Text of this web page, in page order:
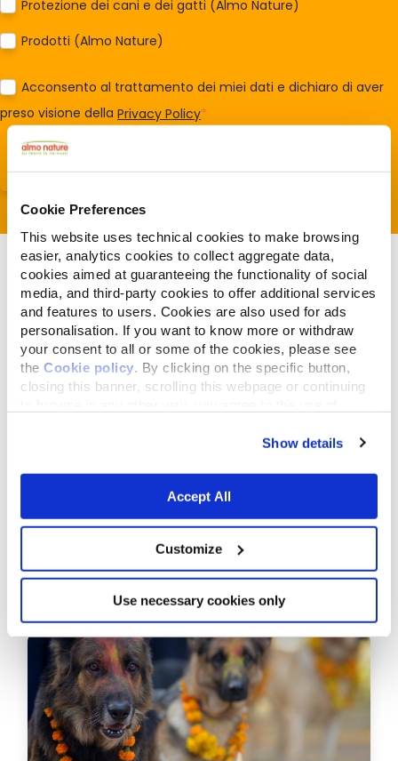
Cookie Preferences
This website uses technical cookies to make browsing
easier, analytics cookies to collect aggregate data,
cookies aimed at guaranteeing the functionality of social
media, and third-party cookies to offer additional services
and features to users. Cookies are also used for ads
personalisation. If you want to know more or withdraw
your consent to all or some of the cookies, please see
the Cookie policy . By clicking on the specific button,
closing this banner, scrolling this webpage or continuing
Show details
Accept All
Customize
Use necessary cookies only
Protezione dei cani e dei gatti (Almo Nature)
Prodotti (Almo Nature)
Acconsento al trattamento dei miei dati e dichiaro di aver
preso visione della Privacy Policy*
Relaterade artiklar
Anticancer-hundar: det nya redskapet
för prevention?